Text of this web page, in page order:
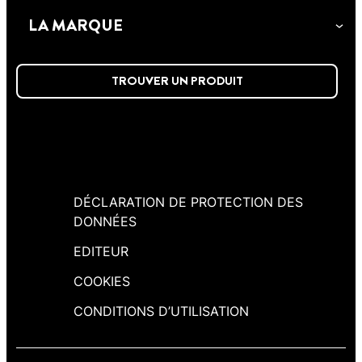
un revêtement imperméable pour les
contre les agressions climatiques et leurs
LA MARQUE
TROUVER UN PRODUIT
DÉCLARATION DE PROTECTION DES
DONNÉES
EDITEUR
COOKIES
CONDITIONS D’UTILISATION